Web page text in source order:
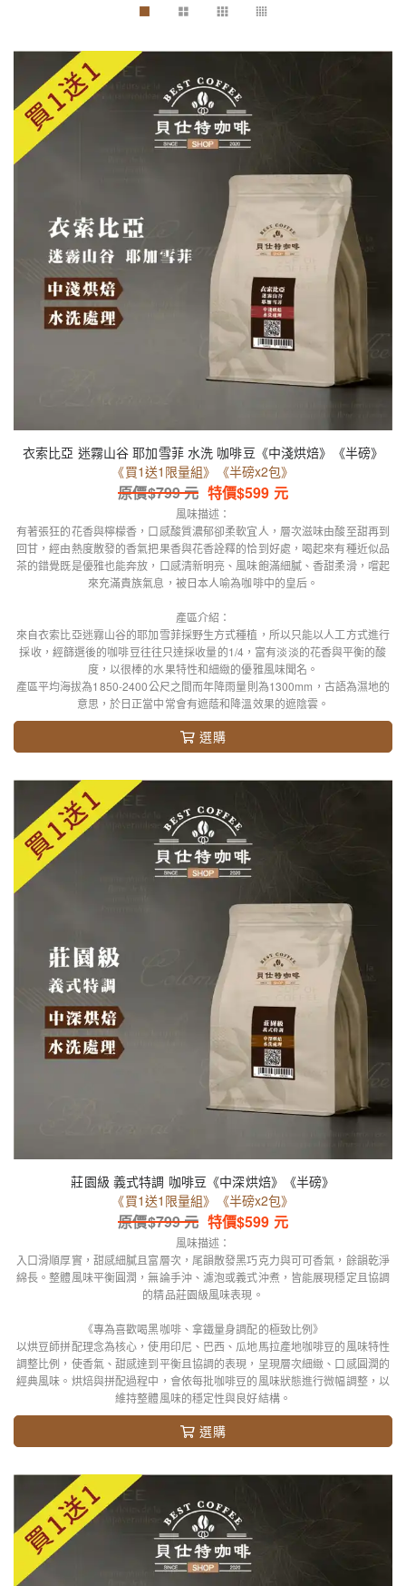
衣索比亞 迷霧山谷 耶加雪菲 水洗 咖啡豆《中淺烘焙》《半磅》
《買1送1限量組》《半磅x2包》
原價$799元 特價$599 元
風味描述：
有著張狂的花香與檸檬香，口感酸質濃郁卻柔軟宜人，層次滋味由酸至甜再到
回甘，經由熱度散發的香氣把果香與花香詮釋的恰到好處，喝起來有種近似品
茶的錯覺既是優雅也能奔放，口感清新明亮、風味飽滿細膩、香甜柔滑，嚐起
來充滿貴族氣息，被日本人喻為咖啡中的皇后。
產區介紹：
來自衣索比亞迷霧山谷的耶加雪菲採野生方式種植，所以只能以人工方式進行
採收，經篩選後的咖啡豆往往只達採收量的1/4，富有淡淡的花香與平衡的酸
度，以很棒的水果特性和細緻的優雅風味聞名。
產區平均海拔為1850-2400公尺之間而年降雨量則為1300mm，古語為濕地的
意思，於日正當中常會有遮蔭和降溫效果的遮陰雲。
選購
莊園級 義式特調 咖啡豆《中深烘焙》《半磅》
《買1送1限量組》《半磅x2包》
原價$799元 特價$599 元
風味描述：
入口滑順厚實，甜感細膩且富層次，尾韻散發黑巧克力與可可香氣，餘韻乾淨
綿長。整體風味平衡圓潤，無論手沖、濾泡或義式沖煮，皆能展現穩定且協調
的精品莊園級風味表現。
《專為喜歡喝黑咖啡、拿鐵量身調配的極致比例》
以烘豆師拼配理念為核心，使用印尼、巴西、瓜地馬拉產地咖啡豆的風味特性
調整比例，使香氣、甜感達到平衡且協調的表現，呈現層次細緻、口感圓潤的
經典風味。烘焙與拼配過程中，會依每批咖啡豆的風味狀態進行微幅調整，以
維持整體風味的穩定性與良好結構。
選購